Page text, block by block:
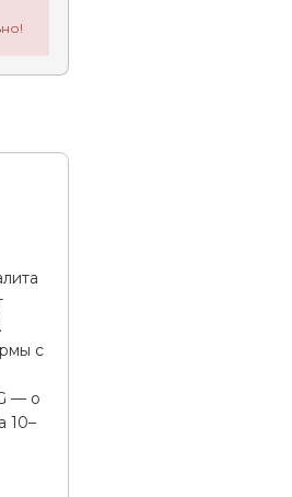
с
— о
10–